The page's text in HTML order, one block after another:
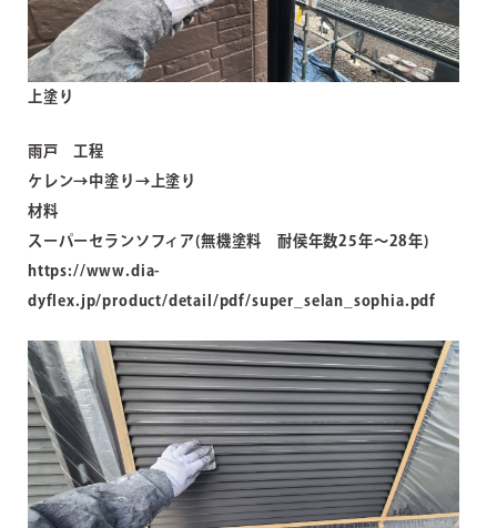
上塗り
雨戸 工程
ケレン→中塗り→上塗り
材料
スーパーセランソフィア(無機塗料 耐侯年数25年～28年)
https://www.dia-
dyflex.jp/product/detail/pdf/super_selan_sophia.pdf